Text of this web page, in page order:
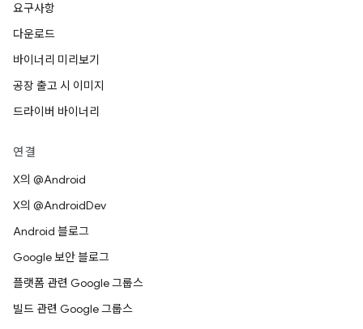
요구사항
다운로드
바이너리 미리보기
공장 출고 시 이미지
드라이버 바이너리
연결
X의 @Android
X의 @AndroidDev
Android 블로그
Google 보안 블로그
플랫폼 관련 Google 그룹스
빌드 관련 Google 그룹스